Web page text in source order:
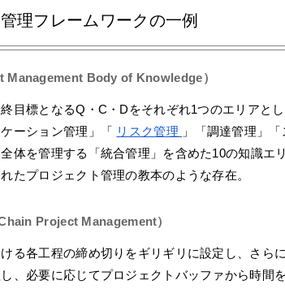
理フレームワークの一例
Management Body of Knowledge）
目標となるQ・C・Dをそれぞれ1つのエリアと
ーション管理」「 リスク管理 」「調達管理」
体を管理する「統合管理」を含めた10の知識エ
たプロジェクト管理の教本のような存在。
Project Management）
る各工程の締め切りをギリギリに設定し、さら
、必要に応じてプロジェクトバッファから時間